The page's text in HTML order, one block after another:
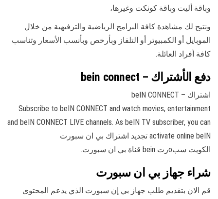
وباقة أليت وباقة كونكت وغيرها،
ونتيح لك مشاهدة كافة البرامج الرياضية والترفيهية من خلال
الموبايل أو الكمبيوتر أو التلفاز وبأرخص وبأنسب الأسعار وتناسب
كافة أفراد العائلة.
دفع الأشتراك – bein connect
اشتراك – beIN CONNECT
Subscribe to beIN CONNECT and watch movies, entertainment
and beIN CONNECT LIVE channels. As beIN TV subscriber, you can
activate online beIN تجديد اشتراك بي ان سبورت
الكويت سبoرت bein قناة بي ان سبورت.
شراء جهاز بي ان سبورت
قم الان بتقديم طلب جهاز بي إن سبورت الذي يدعم المحتوى